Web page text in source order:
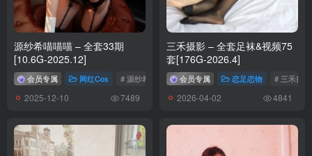
[YITUYU艺图语]2026.01.22 绿色帷帽[11P／101MB]
[YITUYU艺图语]2026.01.22 忧郁的蓝色[38P／151MB]
[YITUYU艺图语]2026.01.22 她不羁的脸像天色将晚[13P／150MB]
[YITUYU艺图语]2026.01.22 今年18[15P／46MB]
[YITUYU艺图语]2026.01.21 秋天的银杏叶 微雨yun[43P／181MB]
[YITUYU艺图语]2026.01.21 明制也能可可爱爱 蔸小黄鸡[9P／
源纱希喵喵喵 – 全套33期
[10.6G-2025.12]
会员专属 网红Cos # 源纱希喵喵喵
2025-12-10 7489
三禾摄影 – 全套足袜&视频75
套[176G-2026.4]
会员专属 恋足恋物 # 三禾摄影
2026-04-02 4841